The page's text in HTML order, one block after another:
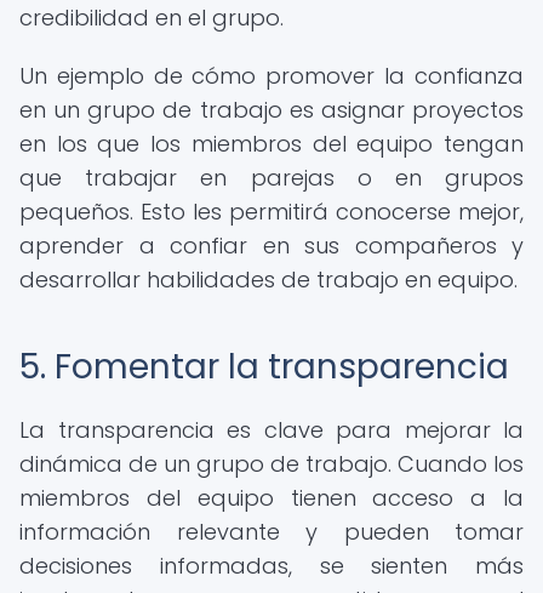
credibilidad en el grupo.
Un ejemplo de cómo promover la confianza
en un grupo de trabajo es asignar proyectos
en los que los miembros del equipo tengan
que trabajar en parejas o en grupos
pequeños. Esto les permitirá conocerse mejor,
aprender a confiar en sus compañeros y
desarrollar habilidades de trabajo en equipo.
5. Fomentar la transparencia
La transparencia es clave para mejorar la
dinámica de un grupo de trabajo. Cuando los
miembros del equipo tienen acceso a la
información relevante y pueden tomar
decisiones informadas, se sienten más